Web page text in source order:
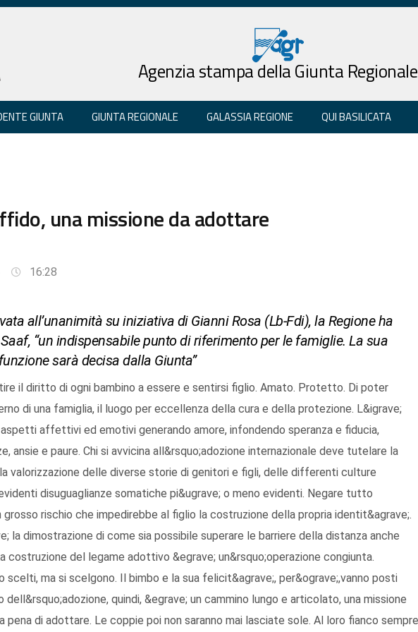
Agenzia stampa della Giunta Regionale
GIUNTA GIUNTA REGIONALE GALASSIA REGIONE QUI BASILICATA
una missione da adottare
16:28
all’unanimità su iniziativa di Gianni Rosa (Lb-Fdi), la Regione ha
“un indispensabile punto di riferimento per le famiglie. La sua
sarà decisa dalla Giunta”
e gli affidi, intensificare gli interventi di solidariet&agrave; internazionale per la creazione di forme di collaborazione fra i vari soggetti interessati, investire sulla formazione degli operatori sociali, sono le principali finalit&agrave; della nuova normativa varata nei primi mesi del 2015. &ldquo;La Regione – dice Rosa – con questa legge gioca un ruolo di supporto per tutte le famiglie che vogliono intraprendere il percorso dell&rsquo;adozione. Si superano cos&igrave; quelle pluralit&agrave; di competenze che, molto spesso, rendono problematica l&rsquo;individuazione dell&rsquo;ente tenuto a intervenire con conseguenze assai negative per le coppie. Si riappropria cos&igrave; della funzione di coordinamento tra le varie istituzioni, teso a eliminare l&rsquo;inconveniente dell&rsquo;incertezza di compiti e attribuzioni. Tra l&rsquo;altro – aggiunge – la normativa regionale negli ultimi dieci anni si &egrave; occupata della materia solo attraverso interventi sporadici, limitati nel tempo e finalizzati alla formazione degli operatori socio-assistenziali senza tenere in debito conto le difficolt&agrave; delle famiglie spesso senza adeguata assistenza proprio per i tanti soggetti coinvolti&rdquo;.<br /><br />La legge n. 13/2015 vanta una lunga gestazione. Nella primavera del 2014 l&rsquo;iniziativa di Rosa. In autunno il Consiglio regionale approva una mozione proposta dal presidente Piero Lacorazza assieme agli altri membri dell&rsquo;Ufficio di presidenza, i vice Paolo Galante e Francesco Mollica e i consiglieri segretari Polo Castelluccio e Mario Polese in cui s&rsquo;impegna il governatore Pittella &ldquo;ad adottare al pi&ugrave; presto le Linee guida sull&rsquo;affidamento familiare dei minori&rdquo;. Lo scopo del documento, rilevarono i proponenti, era quello di &ldquo;consentire la diffusione della cultura dell&rsquo;affidamento familiare su tutto il territorio regionale e di realizzare una forte integrazione tra istituzioni, enti, servizi e associazioni operanti in Basilicata&rdquo;. &ldquo;L&rsquo;approvazione all&rsquo;unanimit&agrave; della norma – sostiene oggi Lacorazza – fu un dato assai positivo. Quando si parla di temi sociali, &egrave; necessario il nostro impegno e quello degli uffici preposti, ma non deve mancare la partecipazione dei cittadini. L&rsquo;idea della mozione nacque proprio dopo gli incontri con alcune associazioni di genitori&rdquo;. &ldquo;Ritengo – aggiunge Castelluccio – che con il varo della nuova normativa la politica abbia svolto il proprio dovere appieno&rdquo;. La proposta di Rosa prevedeva in pi&ugrave; l&rsquo;istituzione del Servizio a sostegno delle adozioni &ldquo;i cui tempi per l&rsquo;entrata in vigore – ci dice Mollica – sono incerti per le consuete lungaggini burocratiche&rdquo;. &ldquo;Una struttura – aggiunge – Galante – che funger&agrave; da sostegno tecnico nel percorso di adozione delle coppie&rdquo;. &ldquo;Nella legge – afferma invece Polese – oltre alla formazione dei docenti &egrave; prevista anche quella di psicologi e sociologi. Nei piccoli centri dove i Comuni hanno scarse risorse a disposizione sar&agrave; attivata con fondi regionali&rdquo;. Scuola e famiglia, un tema questo caso assai caro a Donata Larocca, vicepresidente del Gruppo del volontariato Solidariet&agrave;, ente autorizzato dal ministero degli Esteri e dal governo italiano a svolgere pratiche adottive internazionali. Il Gvs opera a Potenza nella parrocchia dei santi Anna e Gioacchino ed &egrave; guidato da don Franco Corbo. &ldquo;Il tema delle origini – sostiene Larocca – &egrave; il pi&ugrave; delicato da affrontare per docenti e genitori. Tra i banchi si tende a equiparare alunni adottati a quelli stranieri. Niente di pi&ugrave; sbagliato. Le strategie educative devono essere differenti. L&rsquo;adozione trasforma il bambino straniero, portatore di un&rsquo;altra cultura, in un bimbo italiano solo con il passare degli anni. E le tante iniziative di formazione e conoscenza che la legge 13 mette in campo – conclude Larocca – sono in tal senso assai positive&rdquo;.<br /><br />Perno della nuova normativa &egrave; il Saaf che operer&agrave; all&rsquo;interno del Dipartimento Politiche della Persona e fornir&agrave;, in collaborazione con i distretti sociosanitari, i giudici del Tribunale dei minori, gli operatori degli enti autorizzati e il Garante lucano dell&rsquo;infanzia e dell&rsquo;adolescenza, una rete regionale di servizi per il supporto amministrativo e socio-assistenziale ai soggetti interessati all&rsquo;adozione e all&rsquo;affidamento, nazionale e internazionale. Saranno coinvolte anche le scuole, in particolare nel percorso d&rsquo;inserimento del minore con corsi di aggiornamento rivolti ai dicenti. &ldquo;Sar&agrave; un indispensabile punto di riferimento certo per le famiglie – sostiene ancora Rosa -. Sull&rsquo;effettiva entrata in funzione la palla passa ora nelle mani della Giunta che ne sancir&agrave; l&rsquo;inizio ufficiale&rdquo;. Gli interventi del Saaf andranno da azioni rivolte direttamente ai minori in difficolt&agrave;, alla solidariet&agrave; internazionale, alla prevenzione dei fenomeni di abbandono all&rsquo;affiancamento delle coppie nel lungo percorso di affido o adozione, dalla formazione di nuovi operatori sociali al controllo delle attivit&agrave;, al rispetto delle normative da parte degli enti specializzati, a una rete d&rsquo;incontro e scambio di esperienze tra le varie coppie. Tutto ci&ograve; per provare a frenare il drastico calo del numero delle adozioni con punte anche del 50 per cento trail 2004 e il 2015. Una diminuzione generalizzata che non ha risparmiato la Basilicata. &ldquo;Un fenomeno – fa notare il consigliere Rosa – dovuto anche alla complessit&agrave; e alla lunghezza dell&rsquo;iter burocratico&rdquo;. Sulla diminuzione delle richieste nazionali pesano a esempio le trasformazioni della societ&agrave;, la diffusione della contraccezione, la legalizzazione dell&rsquo;aborto e l&rsquo;accettazione sociale della maternit&agrave; illegittima. &ldquo;Ma, direi – aggiunge il consigliere di Lb-Fdi – l&rsquo;adozione e l&rsquo;affido per&ograve; sono atti d&rsquo;amore, non alternativi al concepimento naturale, piuttosto li vedo complementari. Oggi la geografia delle scelte &egrave; anche mutata. Si &egrave; passati dall&rsquo;Est Europa all&rsquo;Africa e al Sud America. Io chiederei meno controlli preventivi ma maggiori nella seconda fase. Si badi non sono per l&rsquo;adozione facile per&ograve; ritengo che non si debba limitare al solo controllo dei pre-requisiti, molte volte meramente formali. L&rsquo;adozione &egrave; un percorso che inizia solamente con le pratiche burocratiche ma prosegue per tutta una vita&rdquo;.<br /><br />Burocrazia. Contraccezione. Legalizzazione dell&rsquo;aborto. Accettazione della maternit&agrave; illegittima. Sono solo un aspetto di una crisi forse pi&ugrave; profonda dovuta anche alle ristrettezze economiche in cui tante famiglie sono costrette a vivere e ai costi esorbitanti di un&rsquo;adozione. Fino al 2011 lo Stato sosteneva le spese delle coppie attraverso un apposito fondo. Da allora non &egrave; stato pi&ugrave; rifinanziato. Da Roma, quindi, nessun aiuto. &ldquo;E&rsquo; sicuramente vero – chiosa Gianni Rosa – le spese in particolare per l&rsquo;adozione internazionale arrivano anche a 40.000 euro e non sono previsti rimborsi, solo detrazioni fiscali. Il governo italiano, di contro ha stanziato 10 milioni per la fecondazione eterologa, inserita anche nei livelli essenziali di assistenza. Al di l&agrave; delle differenze ovvie che ci sono tra l&rsquo;inseminazione artificiale e l&rsquo;adozione e senza voler dare giudizi,